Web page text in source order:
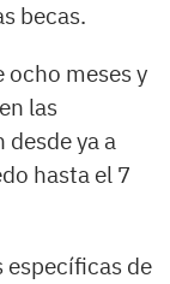
becas.
ocho meses y
las
ya a
hasta el 7
específicas de